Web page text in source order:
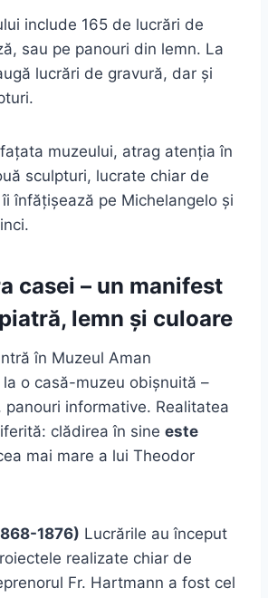
include 165 de lucrări de
sau pe panouri din lemn. La
lucrări de gravură, dar și
muzeului, atrag atenția în
sculpturi, lucrate chiar de
înfățișează pe Michelangelo și
casei – un manifest
lemn și culoare
în Muzeul Aman
o casă-muzeu obișnuită –
informative. Realitatea
clădirea în sine este
mai mare a lui Theodor
1876) Lucrările au început
realizate chiar de
Fr. Hartmann a fost cel